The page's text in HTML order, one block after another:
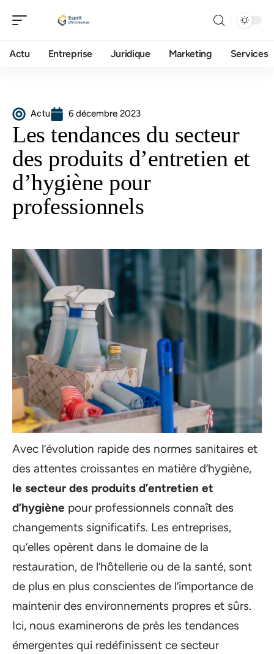
Actu Entreprise Juridique Marketing Services
Actu 6 décembre 2023
Les tendances du secteur
des produits d’entretien et
d’hygiène pour
professionnels
Avec l’évolution rapide des normes sanitaires et
des attentes croissantes en matière d’hygiène,
le secteur des produits d’entretien et
d’hygiène pour professionnels connaît des
changements significatifs. Les entreprises,
qu’elles opèrent dans le domaine de la
restauration, de l’hôtellerie ou de la santé, sont
de plus en plus conscientes de l’importance de
maintenir des environnements propres et sûrs.
Ici, nous examinerons de près les tendances
émergentes qui redéfinissent ce secteur